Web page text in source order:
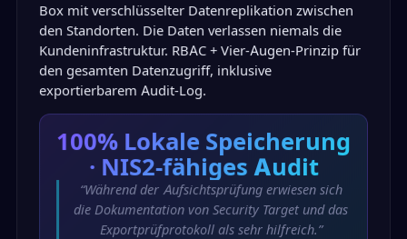
Box mit verschlüsselter Datenreplikation zwischen
den Standorten. Die Daten verlassen niemals die
Kundeninfrastruktur. RBAC + Vier-Augen-Prinzip für
den gesamten Datenzugriff, inklusive
exportierbarem Audit-Log.
100% Lokale Speicherung
· NIS2-fähiges Audit
“Während der Aufsichtsprüfung erwiesen sich
die Dokumentation von Security Target und das
Exportprüfprotokoll als sehr hilfreich.”